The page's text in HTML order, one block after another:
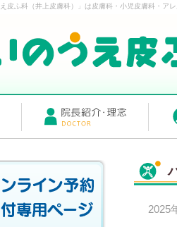
皮ふ科（井上皮膚科）」は皮膚科・小児皮膚科・ア
2025